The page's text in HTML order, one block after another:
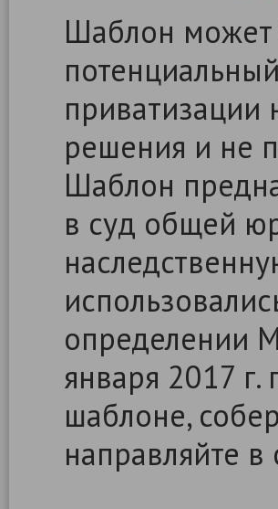
Шаблон может
приватизации
решения и не
Шаблон
в суд общей
определении
января 2017
шаблоне,
направляйте в